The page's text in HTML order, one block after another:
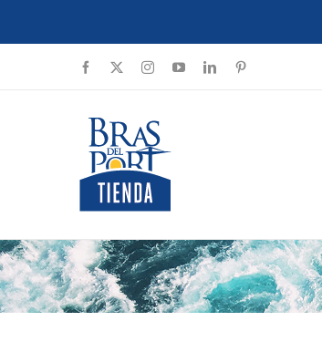
Facebook InstagramYouTubeLinkedIn